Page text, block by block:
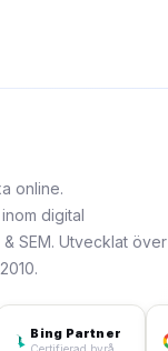
online.
digital
SEM. Utvecklat över
Bing Partner
Certifierad byrå